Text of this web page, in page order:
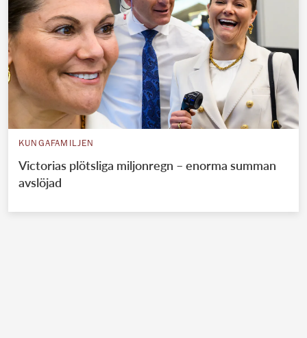
KUNGAFAMILJEN
Victorias plötsliga miljonregn – enorma summan
avslöjad